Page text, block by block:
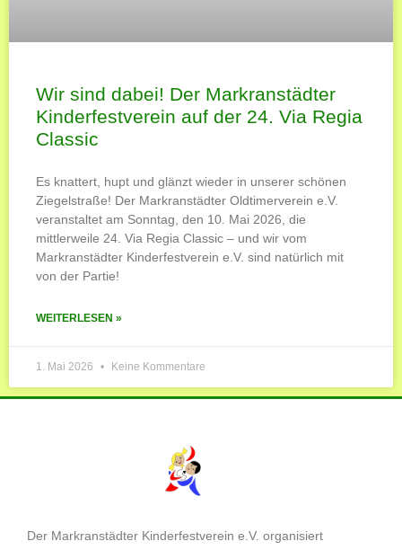
Wir sind dabei! Der Markranstädter
Kinderfestverein auf der 24. Via Regia
Classic
Es knattert, hupt und glänzt wieder in unserer schönen
Ziegelstraße! Der Markranstädter Oldtimerverein e.V.
veranstaltet am Sonntag, den 10. Mai 2026, die
mittlerweile 24. Via Regia Classic – und wir vom
Markranstädter Kinderfestverein e.V. sind natürlich mit
von der Partie!
WEITERLESEN »
1. Mai 2026 Keine Kommentare
Der Markranstädter Kinderfestverein e.V. organisiert